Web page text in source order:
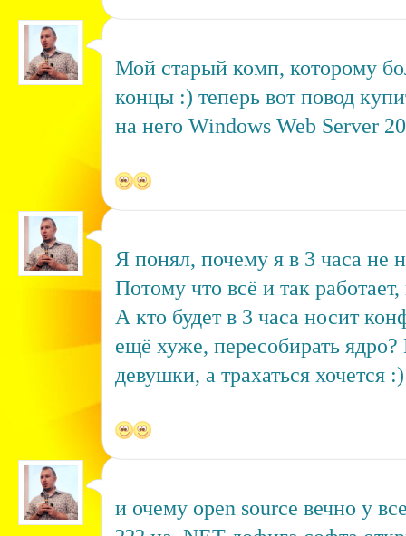
Мой старый комп, которому
концы :) теперь вот повод
на него Windows Web Server
Я понял, почему я в 3 часа не
Потому что всё и так
А кто будет в 3 часа носит
ещё хуже, пересобирать ядро?
девушки, а трахаться хочется :)
и очему open source вечно у